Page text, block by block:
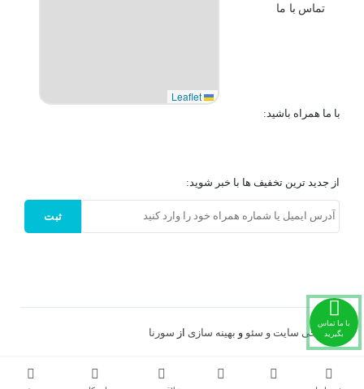
با ما تماس
بگیرید
تماس با ما
Leaflet
با ما همراه باشید:
از جدید ترین تخفیف ها با خبر شوید:
ثبت
طراحی سایت و سئو و بهینه سازی از سورنا